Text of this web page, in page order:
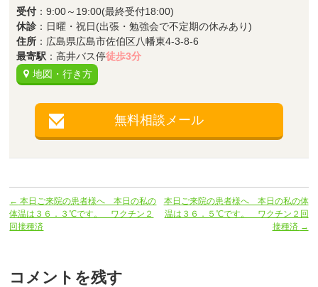
受付 ：9:00～19:00(最終受付18:00)
休診 ：日曜・祝日(出張・勉強会で不定期の休みあり)
住所 ：広島県広島市佐伯区八幡東4-3-8-6
最寄駅 ：高井バス停徒歩3分
地図・行き方
無料相談メール
← 本日ご来院の患者様へ 本日の私の
体温は３６．３℃です。 ワクチン２
回接種済
本日ご来院の患者様へ 本日の私の体
温は３６．５℃です。 ワクチン２回
接種済 →
コメントを残す